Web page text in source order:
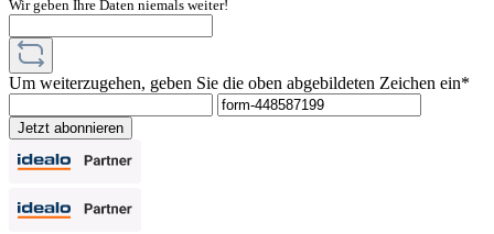
Wir geben Ihre Daten niemals weiter!
Um weiterzugehen, geben Sie die oben abgebildeten Zeichen ein*
Jetzt abonnieren